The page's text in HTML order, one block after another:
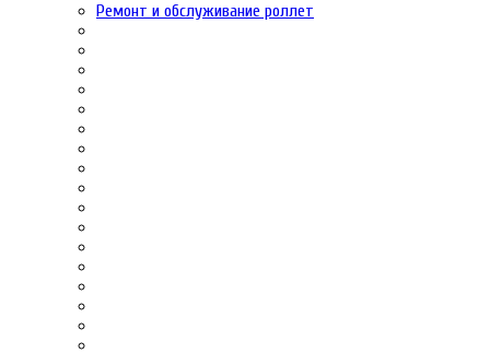
Ремонт и обслуживание роллет